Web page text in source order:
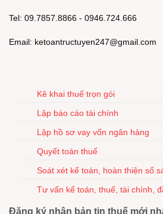
Tel: 09.7857.8866 - 0946.724.666
Email: ketoantructuyen247@gmail.com
Kê khai thuế trọn gói
Lập báo cáo tài chính
Lập hồ sơ vay vốn ngân hàng
Quyết toán thuế
Soát xét kế toán, hoàn thiện sổ
Tư vấn kế toán, thuế, tài chính,
Đăng ký nhận bản tin thuế mới